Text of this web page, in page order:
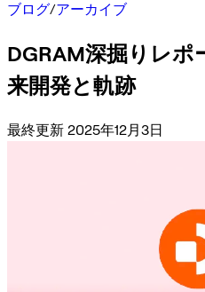
ブログ/アーカイブ
DGRAM深掘りレ
来開発と軌跡
最終更新 2025年12月3日